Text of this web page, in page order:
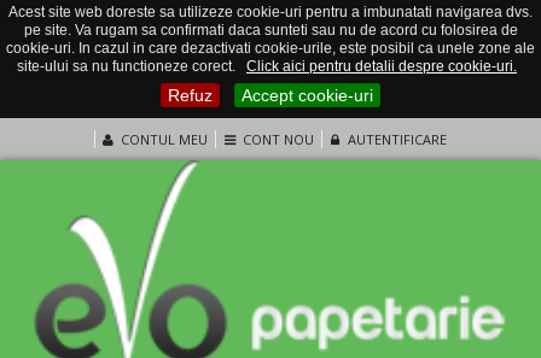
Acest site web doreste sa utilizeze cookie-uri pentru a imbunatati navigarea dvs.
pe site. Va rugam sa confirmati daca sunteti sau nu de acord cu folosirea de
cookie-uri. In cazul in care dezactivati cookie-urile, este posibil ca unele zone ale
site-ului sa nu functioneze corect.
Click aici pentru detalii despre cookie-uri.
Refuz Accept cookie-uri
CONTUL MEU CONT NOU AUTENTIFICARE